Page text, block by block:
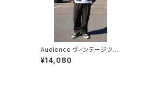
Audience ヴィンテージツイ
ル 1タック カーヴドイージー
パンツ オーディエンス CHAR
¥14,080